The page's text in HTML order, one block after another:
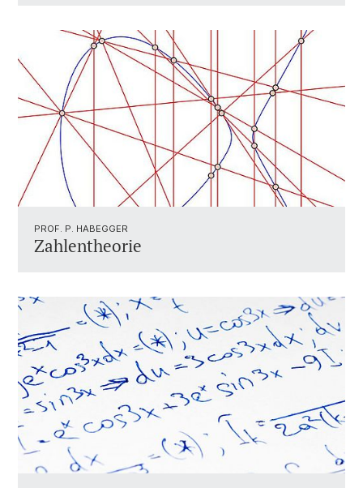
PROF. P. HABEGGER
Zahlentheorie